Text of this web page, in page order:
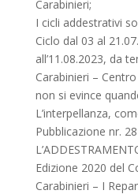
Carabinieri;
I cicli addestrativi
Ciclo dal 03 al
all’11.08.2023, da
Carabinieri –
non si evince
L’interpellanza,
Pubblicazione nr. 28
Edizione 2020 del
Carabinieri – I